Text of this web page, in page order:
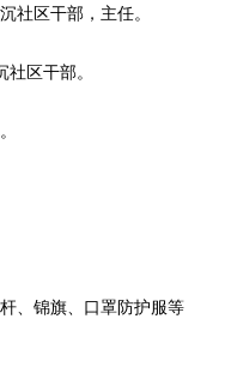
区干部，主任。
区干部。
、锦旗、口罩防护服等